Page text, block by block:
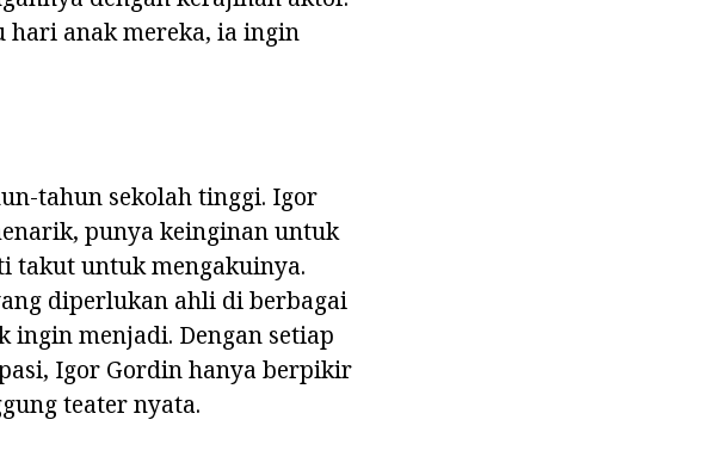
hari anak mereka, ia ingin
tahun sekolah tinggi. Igor
punya keinginan untuk
takut untuk mengakuinya.
diperlukan ahli di berbagai
menjadi. Dengan setiap
Igor Gordin hanya berpikir
teater nyata.